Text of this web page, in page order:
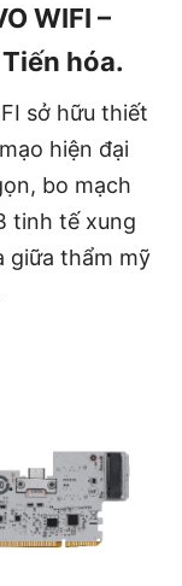
WIFI –
hóa.
sở hữu thiết
hiện đại
bo mạch
tinh tế xung
giữa thẩm mỹ